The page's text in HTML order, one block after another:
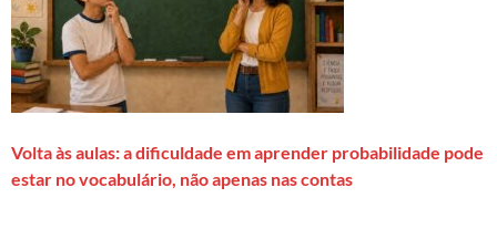
Volta às aulas: a dificuldade em aprender probabilidade pode
estar no vocabulário, não apenas nas contas